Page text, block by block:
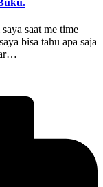
saat me time
bisa tahu apa saja